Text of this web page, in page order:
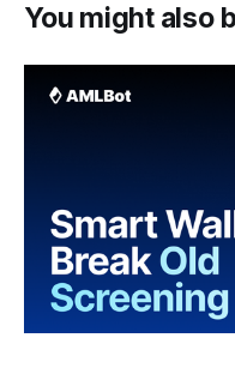
You might also